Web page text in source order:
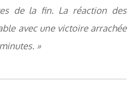
de la fin. La réaction des
avec une victoire arrachée
»